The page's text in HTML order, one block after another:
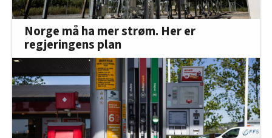
Norge må ha mer strøm. Her er
regjeringens plan